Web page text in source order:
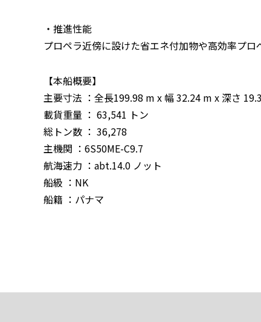
・推進性能
プロペラ近傍に設けた省エネ付加物や高効率プ
【本船概要】
主要寸法 ：全長199.98 m x 幅 32.24 m x 深さ
載貨重量 ： 63,541 トン
総トン数 ： 36,278
主機関 ：6S50ME-C9.7
航海速力 ：abt.14.0 ノット
船級 ：NK
船籍 ：パナマ